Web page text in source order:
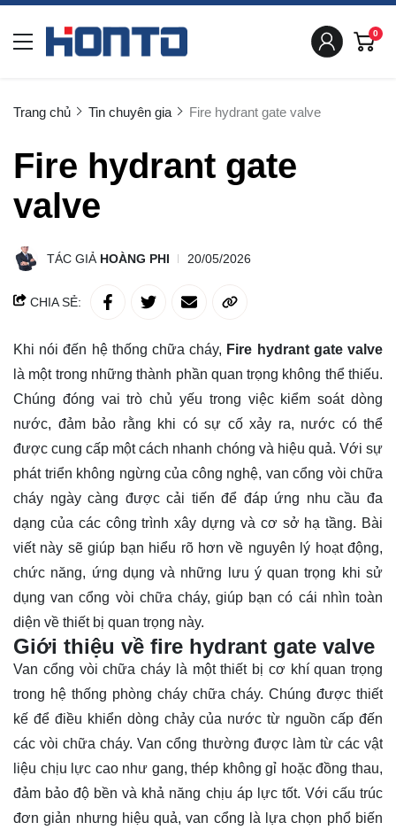
0
Trang chủ Tin chuyên gia Fire hydrant gate valve
Fire hydrant gate
valve
TÁC GIẢ HOÀNG PHI 20/05/2026
CHIA SẺ:
Khi nói đến hệ thống chữa cháy, Fire hydrant gate valve
là một trong những thành phần quan trọng không thể thiếu.
Chúng đóng vai trò chủ yếu trong việc kiểm soát dòng
nước, đảm bảo rằng khi có sự cố xảy ra, nước có thể
được cung cấp một cách nhanh chóng và hiệu quả. Với sự
phát triển không ngừng của công nghệ, van cổng vòi chữa
cháy ngày càng được cải tiến để đáp ứng nhu cầu đa
dạng của các công trình xây dựng và cơ sở hạ tầng. Bài
viết này sẽ giúp bạn hiểu rõ hơn về nguyên lý hoạt động,
chức năng, ứng dụng và những
lưu ýquan trọng khi sử
dụng van cổng vòi chữa cháy, giúp bạn có cái nhìn toàn
diện về thiết bị quan trọng này.
Giới thiệu về fire hydrant gate valve
Van cổng vòi chữa cháy là một thiết bị cơ khí quan trọng
trong hệ thống phòng cháy chữa cháy. Chúng được thiết
kế để điều khiển dòng chảy của nước từ nguồn cấp đến
các vòi chữa cháy. Van cổng thường được làm từ các vật
liệu chịu lực cao như gang, thép không gỉ hoặc đồng thau,
đảm bảo độ bền và khả năng chịu áp lực tốt. Với cấu trúc
đơn giản nhưng hiệu quả, van cổng là lựa chọn phổ biến